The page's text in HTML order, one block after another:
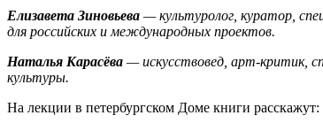
Елизавета Зиновьева — культуролог, куратор,
для российских и международных проектов.
Наталья Карасёва — искусствовед, арт-критик,
культуры.
На лекции в петербургском Доме книги расскажут: